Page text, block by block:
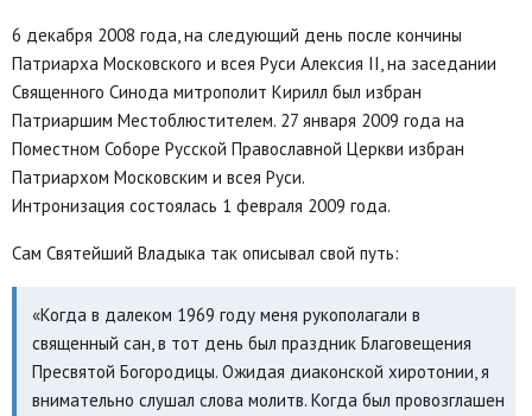
6 декабря 2008 года, на следующий день после кончины
Патриарха Московского и всея Руси Алексия II, на заседании
Священного Синода митрополит Кирилл был избран
Патриаршим Местоблюстителем. 27 января 2009 года на
Поместном Соборе Русской Православной Церкви избран
Патриархом Московским и всея Руси.
Интронизация состоялась 1 февраля 2009 года.
Сам Святейший Владыка так описывал свой путь:
«Когда в далеком 1969 году меня рукополагали в
священный сан, в тот день был праздник Благовещения
Пресвятой Богородицы. Ожидая диаконской хиротонии, я
внимательно слушал слова молитв. Когда был провозглашен